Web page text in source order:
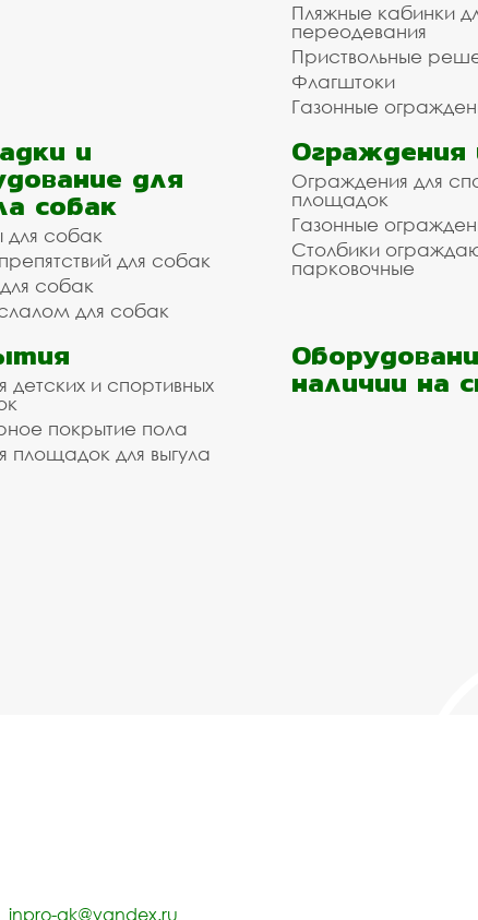
Пляжные кабинки
переодевания
Приствольные
Флагштоки
Газонные
и
для
собак
для собак
для собак
собак
для собак
Ограждения
Ограждения для
площадок
Газонные
Столбики
парковочные
детских и спортивных
покрытие пола
площадок для выгула
наличии на
inpro-gk@yandex.ru